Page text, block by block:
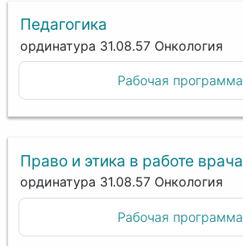
Педагогика
ординатура 31.08.57 Онкология
Рабочая программа
Право и этика в работе врача
ординатура 31.08.57 Онкология
Рабочая программа